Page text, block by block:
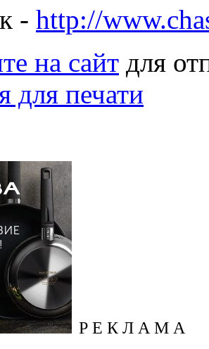
- http://
на сайт для
для печати
Р Е К Л А М А